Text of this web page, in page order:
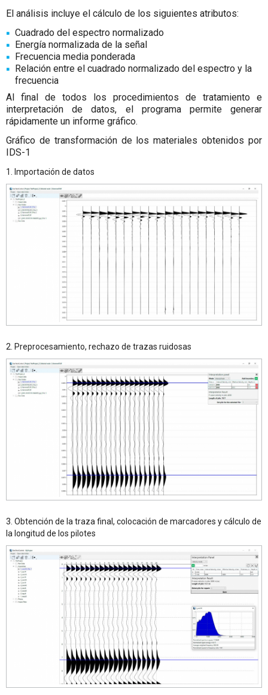
El análisis incluye el cálculo de los siguientes atributos:
Cuadrado del espectro normalizado
Energía normalizada de la señal
Frecuencia media ponderada
Relación entre el cuadrado normalizado del espectro y la
frecuencia
Al final de todos los procedimientos de tratamiento e
interpretación de datos, el programa permite generar
rápidamente un informe gráfico.
Gráfico de transformación de los materiales obtenidos por
IDS-1
1. Importación de datos
2. Preprocesamiento, rechazo de trazas ruidosas
3. Obtención de la traza final, colocación de marcadores y cálculo de
la longitud de los pilotes